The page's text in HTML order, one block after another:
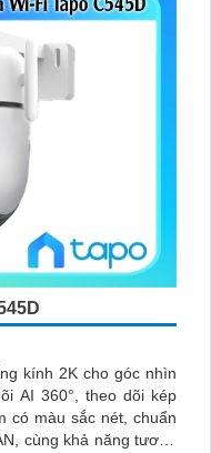
kính 2K cho góc nhìn
AI 360°, theo dõi kép
cùng khả năng tương